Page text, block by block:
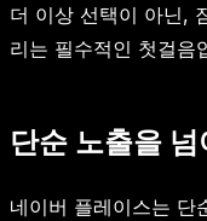
더 이상 선택이 아닌,
리는 필수적인 첫걸음
단순 노출을
네이버 플레이스는 단